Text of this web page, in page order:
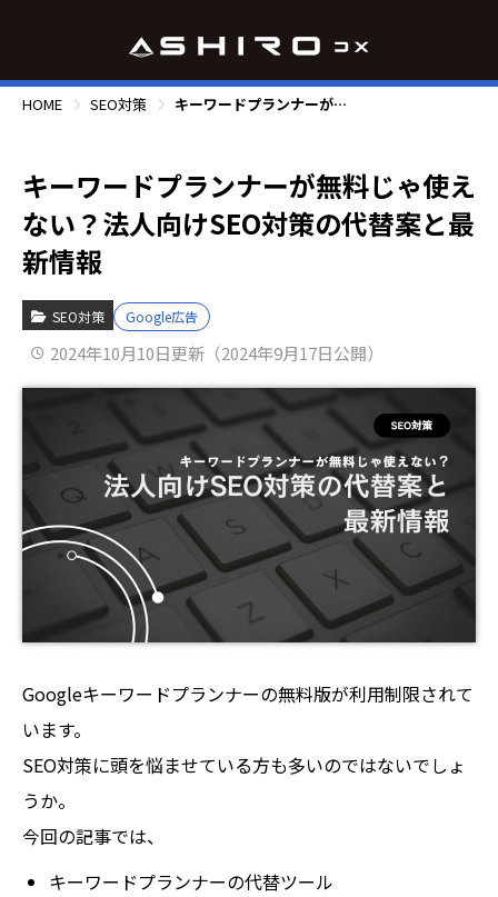
HOME SEO対策 キーワードプランナーが無料じゃ使えない？法人向けSEO対策の代替案と最新情報
キーワードプランナーが無料じゃ使え
ない？法人向けSEO対策の代替案と最
新情報
SEO対策 Google広告
2024年10月10日更新（2024年9月17日公開）
Googleキーワードプランナーの無料版が利用制限されて
います。
SEO対策に頭を悩ませている方も多いのではないでしょ
うか。
今回の記事では、
キーワードプランナーの代替ツール